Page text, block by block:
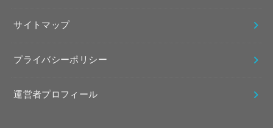
サイトマップ
プライバシーポリシー
運営者プロフィール